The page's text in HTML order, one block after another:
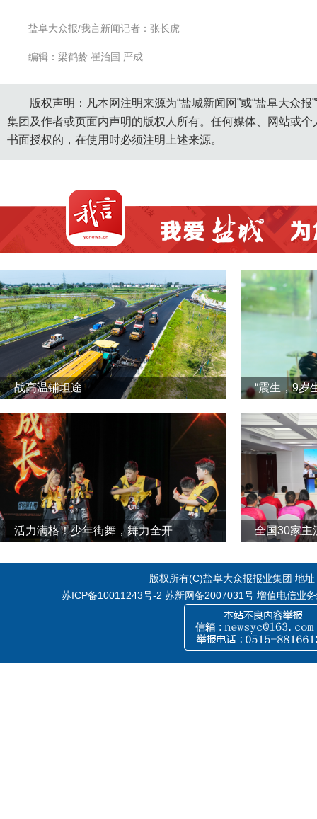
盐阜大众报/我言新闻记者：张长虎
编辑：梁鹤龄 崔治国 严成
版权声明：凡本网注明来源为“盐城新闻网”或“盐阜大众
集团及作者或页面内声明的版权人所有。任何媒体、网站或
书面授权的，在使用时必须注明上述来源。
战高温铺坦途 “震生，9岁
活力满格！少年街舞，舞力全开 全国30家主
版权所有(C)盐阜大众报报业集团 地
苏ICP备10011243号-2 苏新网备2007031号 增值电信业